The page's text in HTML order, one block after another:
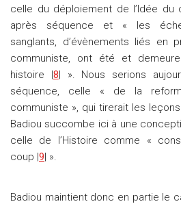
celle du déploiement de l’Idée du
après séquence et « les
sanglants, d’évènements liés en
communiste, ont été et
histoire |8| ». Nous serions
séquence, celle « de la
communiste », qui tirerait les
Badiou succombe ici à une
celle de l’Histoire comme «
coup |9| ».
Badiou maintient donc en partie le